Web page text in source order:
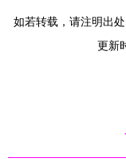
如若转载，请注明出
更新